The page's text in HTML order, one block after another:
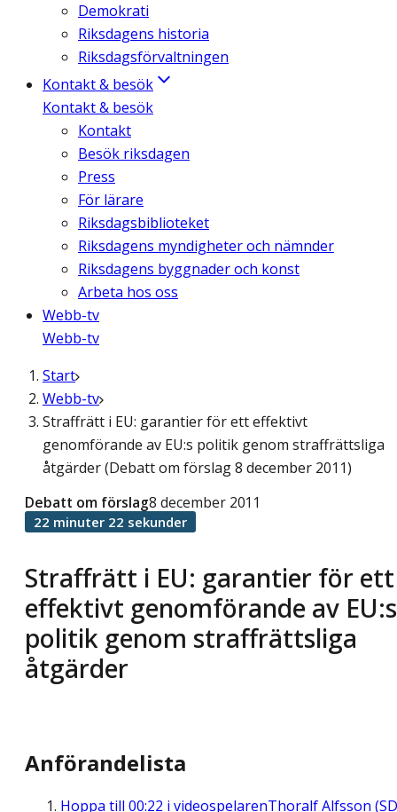
Demokrati
Riksdagens historia
Riksdagsförvaltningen
Kontakt & besök
Kontakt & besök
Kontakt
Besök riksdagen
Press
För lärare
Riksdagsbiblioteket
Riksdagens myndigheter och nämnder
Riksdagens byggnader och konst
Arbeta hos oss
Webb-tv
Webb-tv
Start
Webb-tv
Straffrätt i EU: garantier för ett effektivt
genomförande av EU:s politik genom straffrättsliga
åtgärder (Debatt om förslag 8 december 2011)
Straffrätt i EU: garantier för ett
effektivt genomförande av EU:s
politik genom straffrättsliga
åtgärder
Debatt om förslag8 december 2011
22 minuter 22 sekunder
Anförandelista
Hoppa till 00:22 i videospelarenThoralf Alfsson